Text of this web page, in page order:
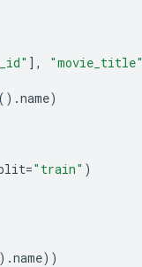
], "movie_title"
().name)
="train" )
name))